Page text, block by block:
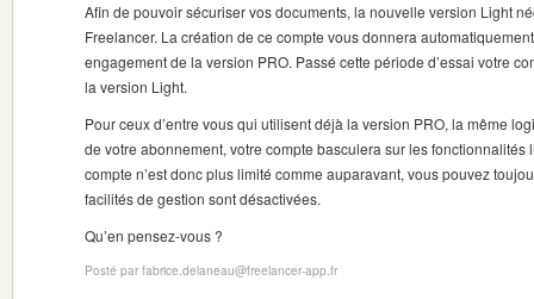
Afin de pouvoir sécuriser vos documents, la nouvelle version Light
Freelancer. La création de ce compte vous donnera
engagement de la version PRO. Passé cette période d’essai votre
la version Light.
Pour ceux d’entre vous qui utilisent déjà la version PRO, la même
de votre abonnement, votre compte basculera sur les fonctionnalités
compte n’est donc plus limité comme auparavant, vous pouvez
facilités de gestion sont désactivées.
Qu’en pensez-vous ?
Posté par fabrice.delaneau@freelancer-app.fr